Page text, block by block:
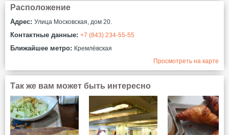
Расположение
Адрес: Улица Московская, дом 20.
Контактные данные: +7 (843) 234-55-55
Ближайшее метро: Кремлёвская
Просмотреть на карте
Так же вам может быть интересно